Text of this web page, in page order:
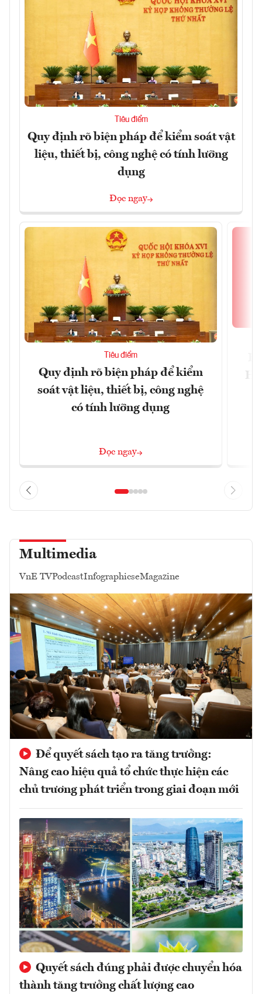
Tiêu điểm
Quy định rõ biện pháp để kiểm soát vật
liệu, thiết bị, công nghệ có tính lưỡng
dụng
Đọc ngay
Tiêu điểm
Quy định rõ biện pháp để kiểm
soát vật liệu, thiết bị, công nghệ
có tính lưỡng dụng
Đọc ngay
Multimedia
VnE TVPodcastInfographicseMagazine
Để quyết sách tạo ra tăng trưởng:
Nâng cao hiệu quả tổ chức thực hiện các
chủ trương phát triển trong giai đoạn mới
Quyết sách đúng phải được chuyển hóa
thành tăng trưởng chất lượng cao